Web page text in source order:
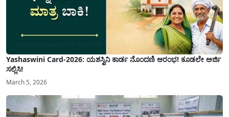
Yashaswini Card-2026: ಯಶಸ್ವಿನಿ ಕಾರ್ಡ ನೊಂದಣಿ ಆರಂಭ! ಕೂಡಲೇ ಅರ್ಜಿ
ಸಲ್ಲಿಸಿ!
March 5, 2026